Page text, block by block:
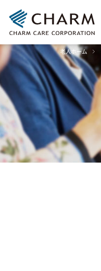
老人ホーム